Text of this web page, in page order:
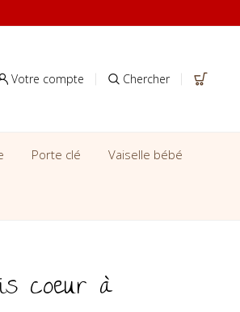
Votre compte Chercher
Porte clé Vaiselle bébé
coeur à